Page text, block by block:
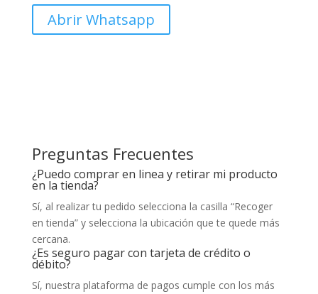
Abrir Whatsapp
Preguntas Frecuentes
¿Puedo comprar en linea y retirar mi producto
en la tienda?
Sí, al realizar tu pedido selecciona la casilla “Recoger
en tienda” y selecciona la ubicación que te quede más
cercana.
¿Es seguro pagar con tarjeta de crédito o
débito?
Sí, nuestra plataforma de pagos cumple con los más